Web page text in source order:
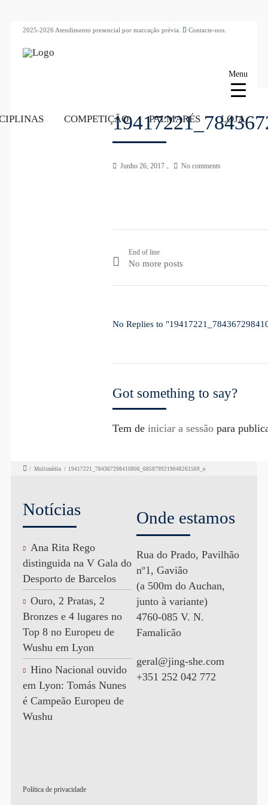
2025-2026 Atendimento presencial por marcação prévia. Contacte-nos.
COMPETIÇÃO PALMARÉS LOJA
Junho 26, 2017 No comments
End of line
No more posts
No Replies to
Got something to say?
Tem de iniciar a sessãopara
/ Multimédia / 19417221_784367298410806_6858799219048261569_o
Notícias
Ana Rita Rego
distinguida na V Gala do
Desporto de Barcelos
Ouro, 2 Pratas, 2
Bronzes e 4 lugares no
Top 8 no Europeu de
Wushu em Lyon
Hino Nacional ouvido
em Lyon: Tomás Nunes
é Campeão Europeu de
Wushu
Onde estamos
Rua do Prado, Pavilhão
nº1, Gavião
(a 500m do Auchan,
junto à variante)
4760-085 V. N.
Famalicão
geral@jing-she.com
+351 252 042 772
Política de privacidade
Menu